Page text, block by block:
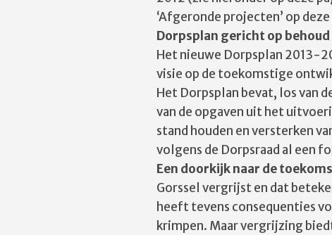
‘Afgeronde projecten’ op
Dorpsplan gericht op
Het nieuwe Dorpsplan 2013-
visie op de toekomstige
Het Dorpsplan bevat, los van
van de opgaven uit het
stand houden en versterken
volgens de Dorpsraad al een
Een doorkijk naar de
Gorssel vergrijst en dat
heeft tevens consequenties
krimpen. Maar vergrijzing